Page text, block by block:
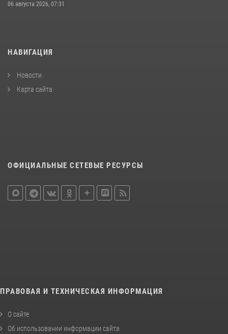
06 августа 2026, 07:31
НАВИГАЦИЯ
Новости
Карта сайта
ОФИЦИАЛЬНЫЕ СЕТЕВЫЕ РЕСУРСЫ
ПРАВОВАЯ И ТЕХНИЧЕСКАЯ ИНФОРМАЦИЯ
О сайте
Об использовании информации сайта